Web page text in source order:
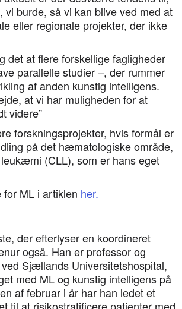
burde, så vi kan blive ved med at
eller regionale projekter, der ikke
det at flere forskellige fagligheder
parallelle studier –, der rummer
af anden kunstig intelligens.
at vi har muligheden for at
videre”
forskningsprojekter, hvis formål er
på det hæmatologiske område,
(CLL), som er hans eget
ML i artiklen her.
der efterlyser en koordineret
også. Han er professor og
Sjællands Universitetshospital,
med ML og kunstig intelligens på
af februar i år har han ledet et